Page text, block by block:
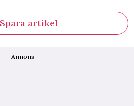
Spara artikel
Annons